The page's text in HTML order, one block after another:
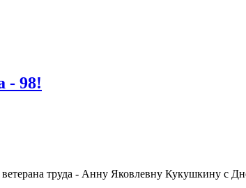
- 98!
труда - Анну Яковлевну Кукушкину с